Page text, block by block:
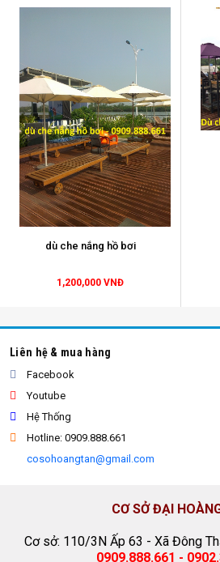
dù che nắng hồ bơi
1,200,000 VNĐ
Liên hệ & mua hàng
Facebook
Youtube
Hệ Thống
Hotline: 0909.888.661
cosohoangtan@gmail.com
CƠ SỞ ĐẠI
Cơ sở: 110/3N Ấp 63 - Xã Đông
0909.888.661 -